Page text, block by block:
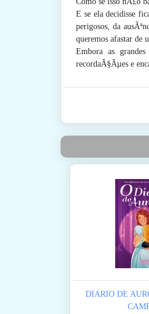
E se ela decidisse
perigosos, da
queremos afastar de
Embora as
recordaÃ§Ãµes e
DIARIO DE